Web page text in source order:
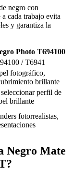
negro con
cada trabajo evita
y garantiza la
Photo T694100
/ T6941
fotográfico,
brillante
perfil de
brillante
fotorrealistas,
Negro Mate